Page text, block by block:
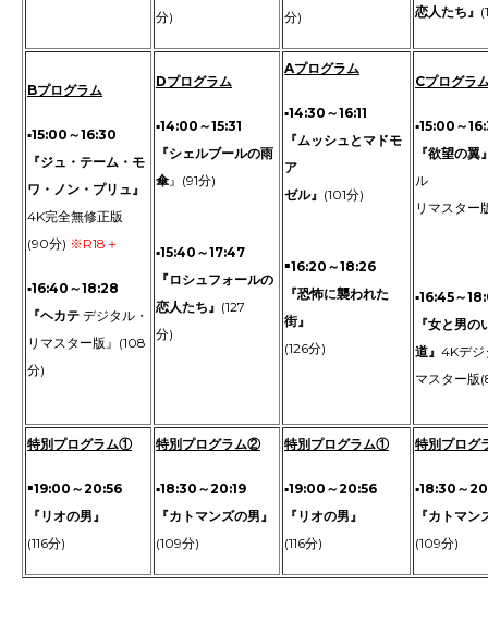
分)
分)
恋人たち』
Bプログラム
▪15:00～16:30
『ジュ・テーム・モ
ワ・ノン・プリュ』
4K完全無修正版
(90分) ※R18＋
▪16:40～18:28
『ヘカテ デジタル・
リマスター版』(108
分)
Dプログラム
▪14:00～15:31
『シェルブールの雨
傘』(91分)
▪15:40～17:47
『ロシュフォールの
恋人たち』 (127
分)
Aプログラム
▪14:30～16:11
『ムッシュとマドモ
ア
ゼル』 (101分)
▪16:20～18:26
『恐怖に襲われた
街』
(126分)
Cプログラ
▪15:00～
『欲望の翼
ル
リマスター
▪16:45～
『女と男の
道』 4Kデジ
マスター版
特別プログラム①
▪19:00～20:56
『リオの男』
(116分)
特別プログラム②
▪18:30～20:19
『カトマンズの男』
(109分)
特別プログラム①
▪19:00～20:56
『リオの男』
(116分)
特別プログ
▪18:30～
『カトマン
(109分)